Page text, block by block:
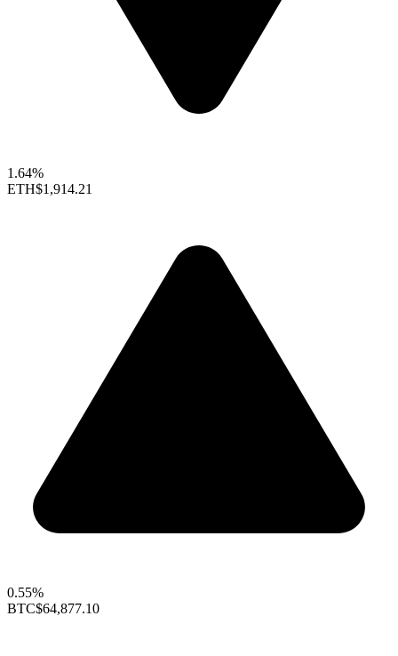
1.64%
ETH$1,914.21
0.55%
BTC$64,877.10